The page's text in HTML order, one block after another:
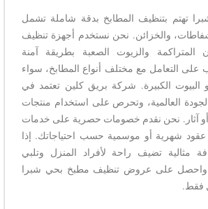
تهتم بتنظيف المطابخ بدقة شاملة تشمل
والخزائن. نحن نستخدم أجهزة تنظيف
المتراكمة والزيوت الصعبة بطريقة آمنة
على التعامل مع مختلف أنواع المطابخ، سواء
البيوت الكبيرة. شركة بريق كلين تعتمد في
العالمية، وتحرص على استخدام منتجات
أو آثار. نحن نقدم خصومات حصرية على خدمات
عقود شهرية أو موسمية حسب احتياجاتك. إذا
مثالية تضيف راحة لأفراد المنزل وتلبي
واحصل على عروض تنظيف مطبخ بحي شبرا